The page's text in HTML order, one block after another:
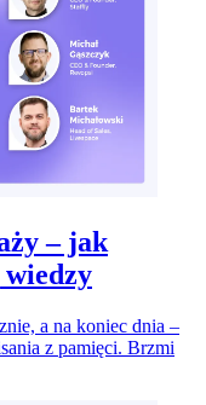
– jak
a na koniec dnia –
z pamięci. Brzmi